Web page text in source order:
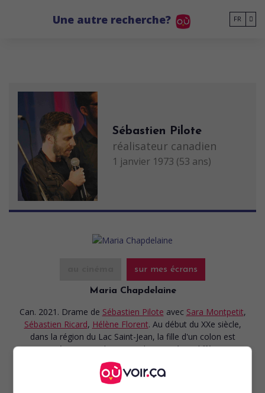
Une autre recherche? FR
Sébastien Pilote
réalisateur canadien
1 janvier 1973 (53 ans)
sur mes écrans
Maria Chapdelaine
Can. 2021. Drame de Sébastien Pilote avec Sara Montpetit,
Sébastien Ricard, Hélène Florent. Au début du XXe siècle,
dans la région du Lac Saint-Jean, la fille d'un colon est
courtisée par trois hommes de caractères différents.